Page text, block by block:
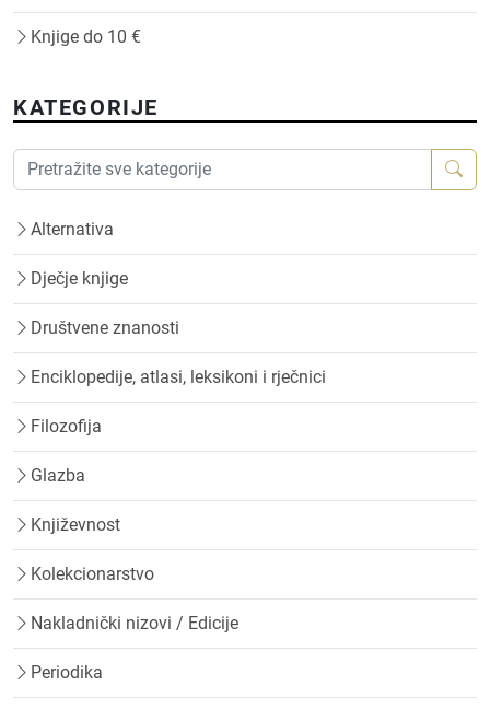
Knjige do 10 €
KATEGORIJE
Alternativa
Dječje knjige
Društvene znanosti
Enciklopedije, atlasi, leksikoni i rječnici
Filozofija
Glazba
Književnost
Kolekcionarstvo
Nakladnički nizovi / Edicije
Periodika